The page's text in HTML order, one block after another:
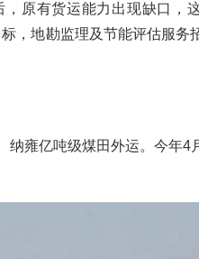
原有货运能力出现缺口，
，地勘监理及节能评估服务
纳雍亿吨级煤田外运。今年4